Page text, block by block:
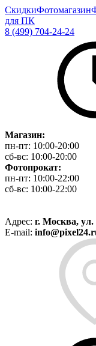
СкидкиФотомагазин
для ПК
8 (499) 704-24-24
Магазин:
пн-пт: 10:00-20:00
сб-вс: 10:00-20:00
Фотопрокат:
пн-пт: 10:00-22:00
сб-вс: 10:00-22:00
Адрес: г. Москва,
E-mail: